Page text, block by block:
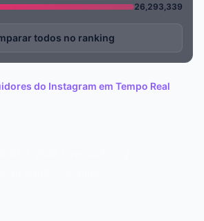
26,293,339
todos no ranking
do Instagram em Tempo Real